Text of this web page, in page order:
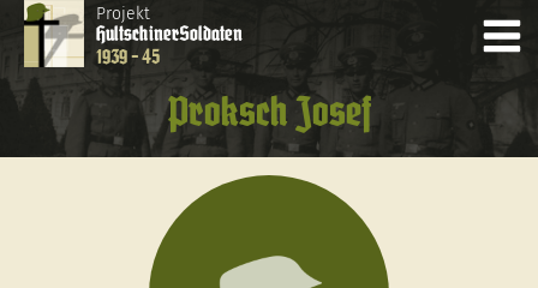
Projekt
HultschinerSoldaten
1939 - 45
Proksch Josef